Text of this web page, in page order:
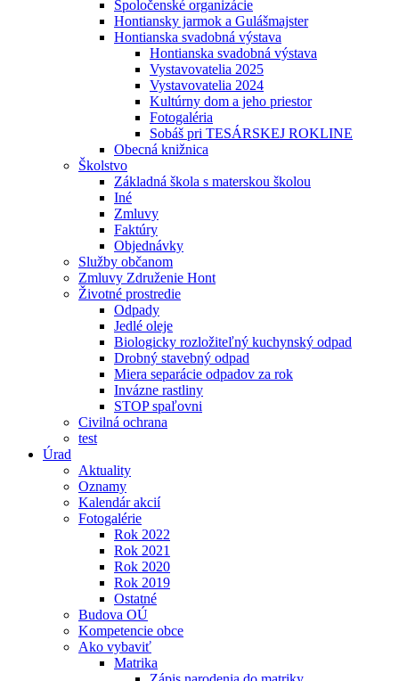
Spoločenské organizácie
Hontiansky jarmok a Gulášmajster
Hontianska svadobná výstava
Hontianska svadobná výstava
Vystavovatelia 2025
Vystavovatelia 2024
Kultúrny dom a jeho priestor
Fotogaléria
Sobáš pri TESÁRSKEJ ROKLINE
Obecná knižnica
Školstvo
Základná škola s materskou školou
Iné
Zmluvy
Faktúry
Objednávky
Služby občanom
Zmluvy Združenie Hont
Životné prostredie
Odpady
Jedlé oleje
Biologicky rozložiteľný kuchynský odpad
Drobný stavebný odpad
Miera separácie odpadov za rok
Invázne rastliny
STOP spaľovni
Civilná ochrana
test
Úrad
Aktuality
Oznamy
Kalendár akcií
Fotogalérie
Rok 2022
Rok 2021
Rok 2020
Rok 2019
Ostatné
Budova OÚ
Kompetencie obce
Ako vybaviť
Matrika